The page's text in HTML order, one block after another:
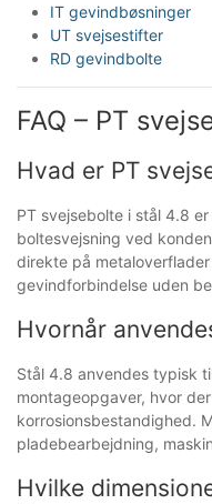
IT gevindbøsninger
UT svejsestifter
RD gevindbolte
FAQ – PT
Hvad er PT
PT svejsebolte i stål 4.8
boltesvejsning ved
direkte på
gevindforbindelse uden
Hvornår
Stål 4.8 anvendes typisk
montageopgaver, hvor
korrosionsbestandighed.
pladebearbejdning,
Hvilke